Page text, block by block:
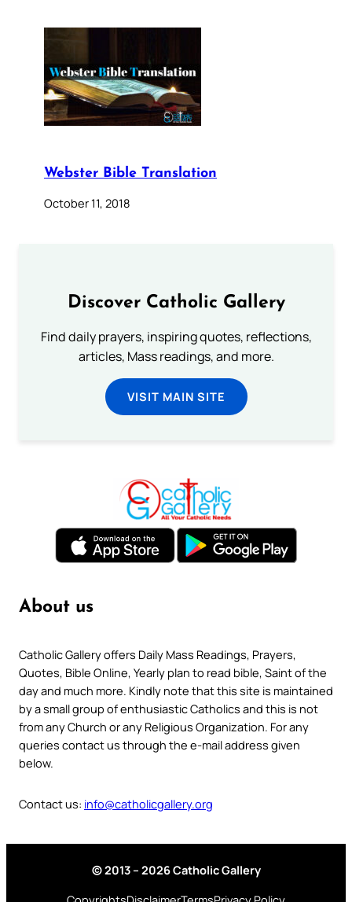
Webster Bible Translation
October 11, 2018
Discover Catholic Gallery
Find daily prayers, inspiring quotes, reflections,
articles, Mass readings, and more.
VISIT MAIN SITE
About us
Catholic Gallery offers Daily Mass Readings, Prayers,
Quotes, Bible Online, Yearly plan to read bible, Saint of the
day and much more. Kindly note that this site is maintained
by a small group of enthusiastic Catholics and this is not
from any Church or any Religious Organization. For any
queries contact us through the e-mail address given
below.
Contact us: info@catholicgallery.org
© 2013 – 2026 Catholic Gallery